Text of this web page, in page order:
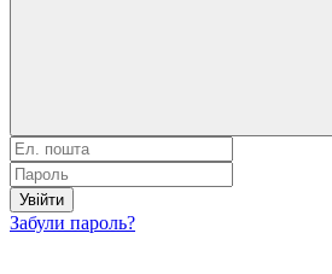
Увійти
Забули пароль?